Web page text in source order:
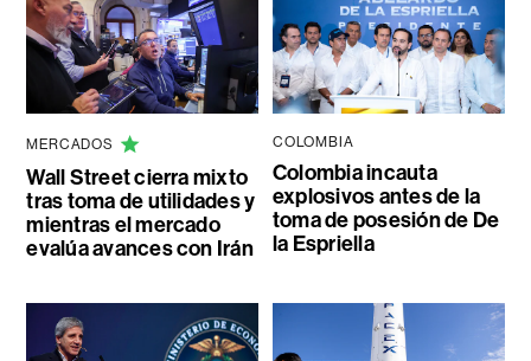
MERCADOS
Wall Street cierra mixto
tras toma de utilidades y
mientras el mercado
evalúa avances con Irán
COLOMBIA
Colombia incauta
explosivos antes de la
toma de posesión de De
la Espriella